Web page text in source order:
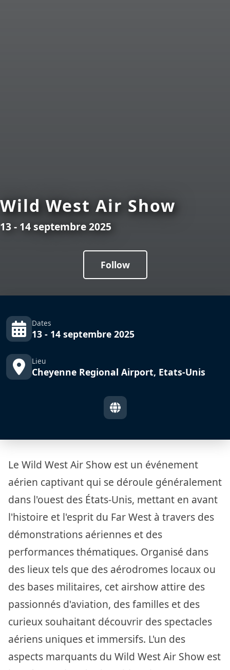
Wild West Air Show
13 - 14 septembre 2025
Follow
Dates
13 - 14 septembre 2025
Lieu
Cheyenne Regional Airport, Etats-Unis
Le Wild West Air Show est un événement
aérien captivant qui se déroule généralement
dans l'ouest des États-Unis, mettant en avant
l'histoire et l'esprit du Far West à travers des
démonstrations aériennes et des
performances thématiques. Organisé dans
des lieux tels que des aérodromes locaux ou
des bases militaires, cet airshow attire des
passionnés d'aviation, des familles et des
curieux souhaitant découvrir des spectacles
aériens uniques et immersifs. L'un des
aspects marquants du Wild West Air Show est